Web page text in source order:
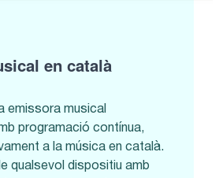
en català
emissora musical
programació contínua,
a la música en català.
qualsevol dispositiu amb